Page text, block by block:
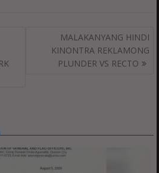
MALAKANYANG HINDI
KINONTRA REKLAMONG
PLUNDER VS RECTO